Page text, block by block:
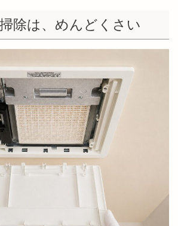
除は、めんどくさい